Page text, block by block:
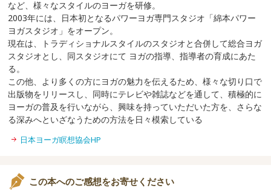
など、様々なスタイルのヨーガを研修。
2003年には、日本初となるパワーヨガ専門スタジオ「綿本パワー
ヨガスタジオ」をオープン。
現在は、トラディショナルスタイルのスタジオと合併して総合ヨガ
スタジオとし、同スタジオにて ヨガの指導、指導者の育成にあた
る。
この他、より多くの方にヨガの魅力を伝えるため、様々な切り口で
出版物をリリースし、同時にテレビや雑誌などを通して、積極的に
ヨーガの普及を行いながら、興味を持っていただいた方を、さらな
る深みへといざなうための方法を日々模索している
日本ヨーガ瞑想協会HP
この本へのご感想をお寄せください